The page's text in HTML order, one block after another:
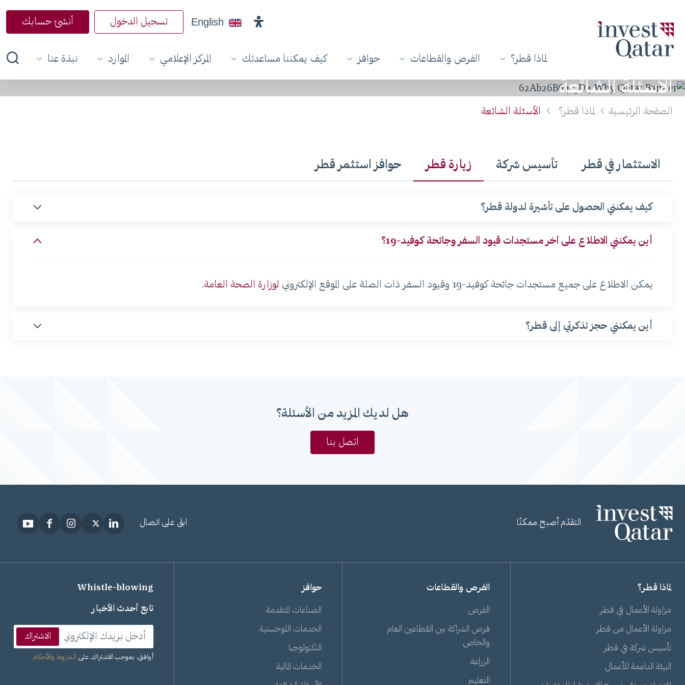
English تسجيل الدخول أنشئ حسابك
لماذا قطر؟ الفرص والقطاعات حوافز كيف يمكننا مساعدتك المركز الإعلامي الموارد نبذة عنا
الأسئلة الشائعة
الصفحة الرئيسية لماذا قطر؟ الأسئلة الشائعة
الاستثمار في قطر تأسيس شركة زيارة قطر حوافز استثمر قطر
كيف يمكنني الحصول على تأشيرة لدولة قطر؟
أين يمكنني الاطلاع على آخر مستجدات قيود السفر وجائحة كوفيد-19؟
يمكن الاطلاع على جميع مستجدات جائحة كوفيد-19 وقيود السفر ذات الصلة على الموقع الإلكتروني لوزارة الصحة العامة.
أين يمكنني حجز تذكرتي إلى قطر؟
هل لديك المزيد من الأسئلة؟
اتصل بنا
التقدّم أصبح ممكنًا ابقَ على اتصال
لماذا قطر؟
مزاولة الأعمال في قطر
مزاولة الأعمال من قطر
تأسيس شركة في قطر
البيئة الداعمة للأعمال
الفرص والقطاعات
الفرص
فرص الشراكة بين القطاعين العام
والخاص
الزراعة
التعليم
حوافز
الصناعات المتقدمة
الخدمات اللوجستية
التكنولوجيا
الخدمات المالية
Whistle-blowing
تابع أحدث الأخبار
الاشتراك
أوافق، بموجب الاشتراك، على الشروط والأحكام